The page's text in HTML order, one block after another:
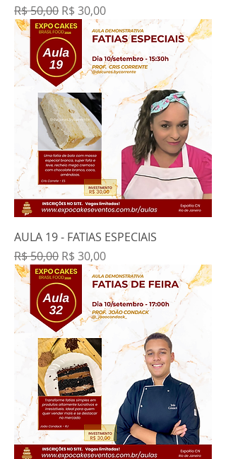
Preço normal
R$ 50,00 Preço promocional
R$ 30,00
AULA 19 - FATIAS ESPECIAIS
Preço normal
R$ 50,00 Preço promocional
R$ 30,00